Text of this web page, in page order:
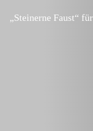
„Steinerne Faust“